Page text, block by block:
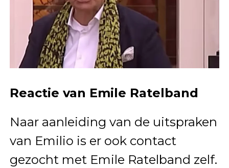
Reactie van Emile Ratelband
Naar aanleiding van de uitspraken
van Emilio is er ook contact
gezocht met Emile Ratelband zelf.